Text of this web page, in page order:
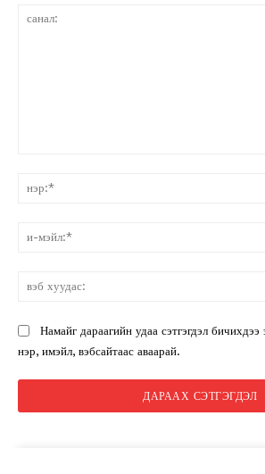
Намайг дараагийн удаа сэтгэгдэл
нэр, имэйл, вэбсайтаас аваарай.